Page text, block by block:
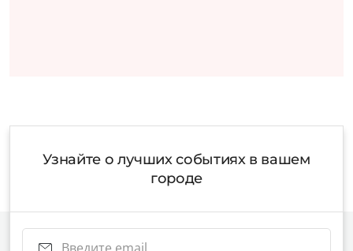
Узнайте о лучших событиях в вашем
городе